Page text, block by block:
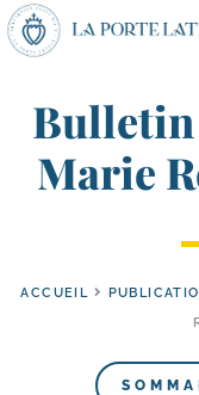
Marie
ACCUEIL